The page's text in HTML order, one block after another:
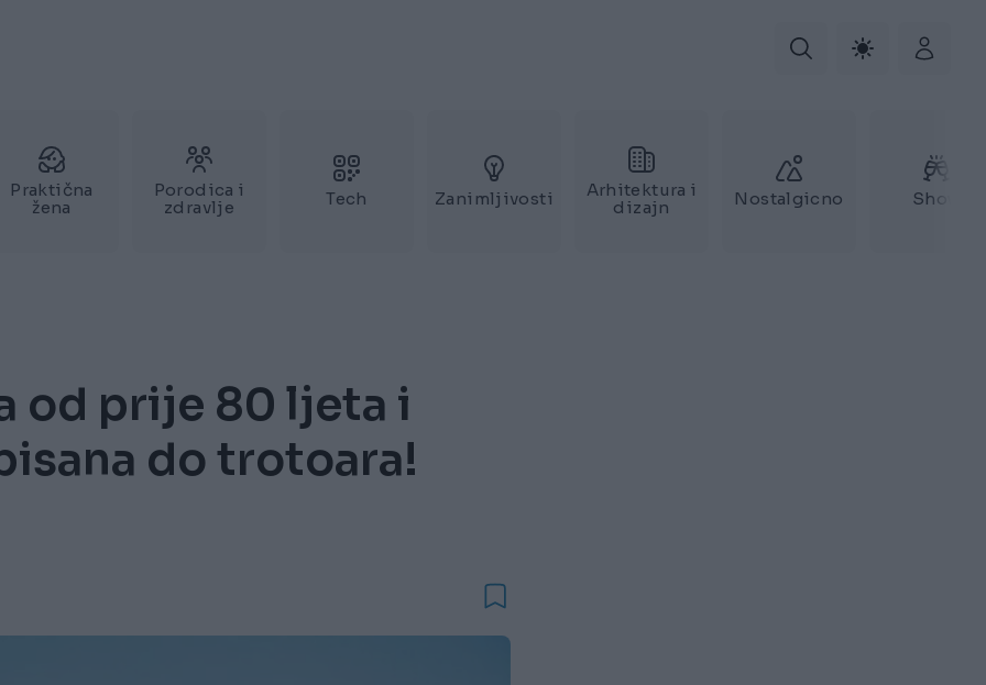
Praktična
žena
Porodica i
zdravlje
Tech Zanimljivosti
Arhitektura i
dizajn
Nostalgicno Show
od prije 80 ljeta i
do trotoara!